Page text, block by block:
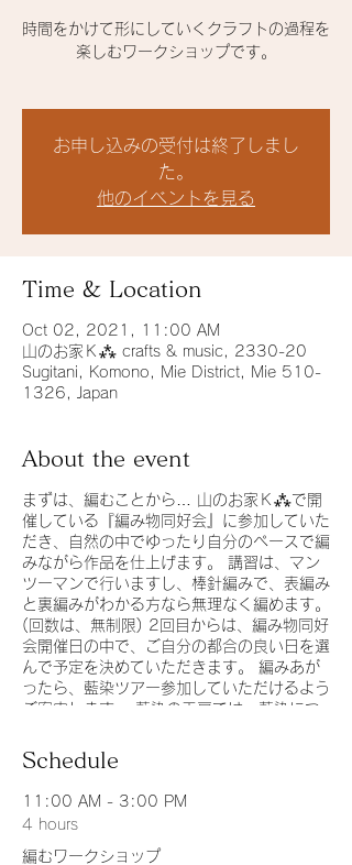
時間をかけて形にしていくクラフトの過程を
楽しむワークショップです。
お申し込みの受付は終了しまし
た。
他のイベントを見る
Time & Location
Oct 02, 2021, 11:00 AM
山のお家Ｋ⁂ crafts & music, 2330-20
Sugitani, Komono, Mie District, Mie 510-
1326, Japan
About the event
まずは、編むことから… 山のお家Ｋ⁂で開
催している『編み物同好会』に参加していた
だき、自然の中でゆったり自分のペースで編
みながら作品を仕上げます。 講習は、マン
ツーマンで行いますし、棒針編みで、表編み
と裏編みがわかる方なら無理なく編めます。
(回数は、無制限) 2回目からは、編み物同好
会開催日の中で、ご自分の都合の良い日を選
んで予定を決めていただきます。 編みあが
ったら、藍染ツアー参加していただけるよう
ご案内します。 藍染の工房では、藍染につ
ら、ご自分の手で、染めていただきます。
Schedule
11:00 AM - 3:00 PM
4 hours
編むワークショップ